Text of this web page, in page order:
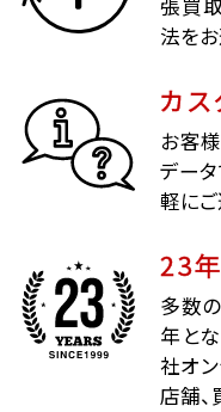
張買
法を
カ
お客
デー
軽にご
23
多数
年と
社オン
店舗、